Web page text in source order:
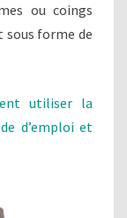
ou coings
sous forme de
utiliser la
d’emploi et